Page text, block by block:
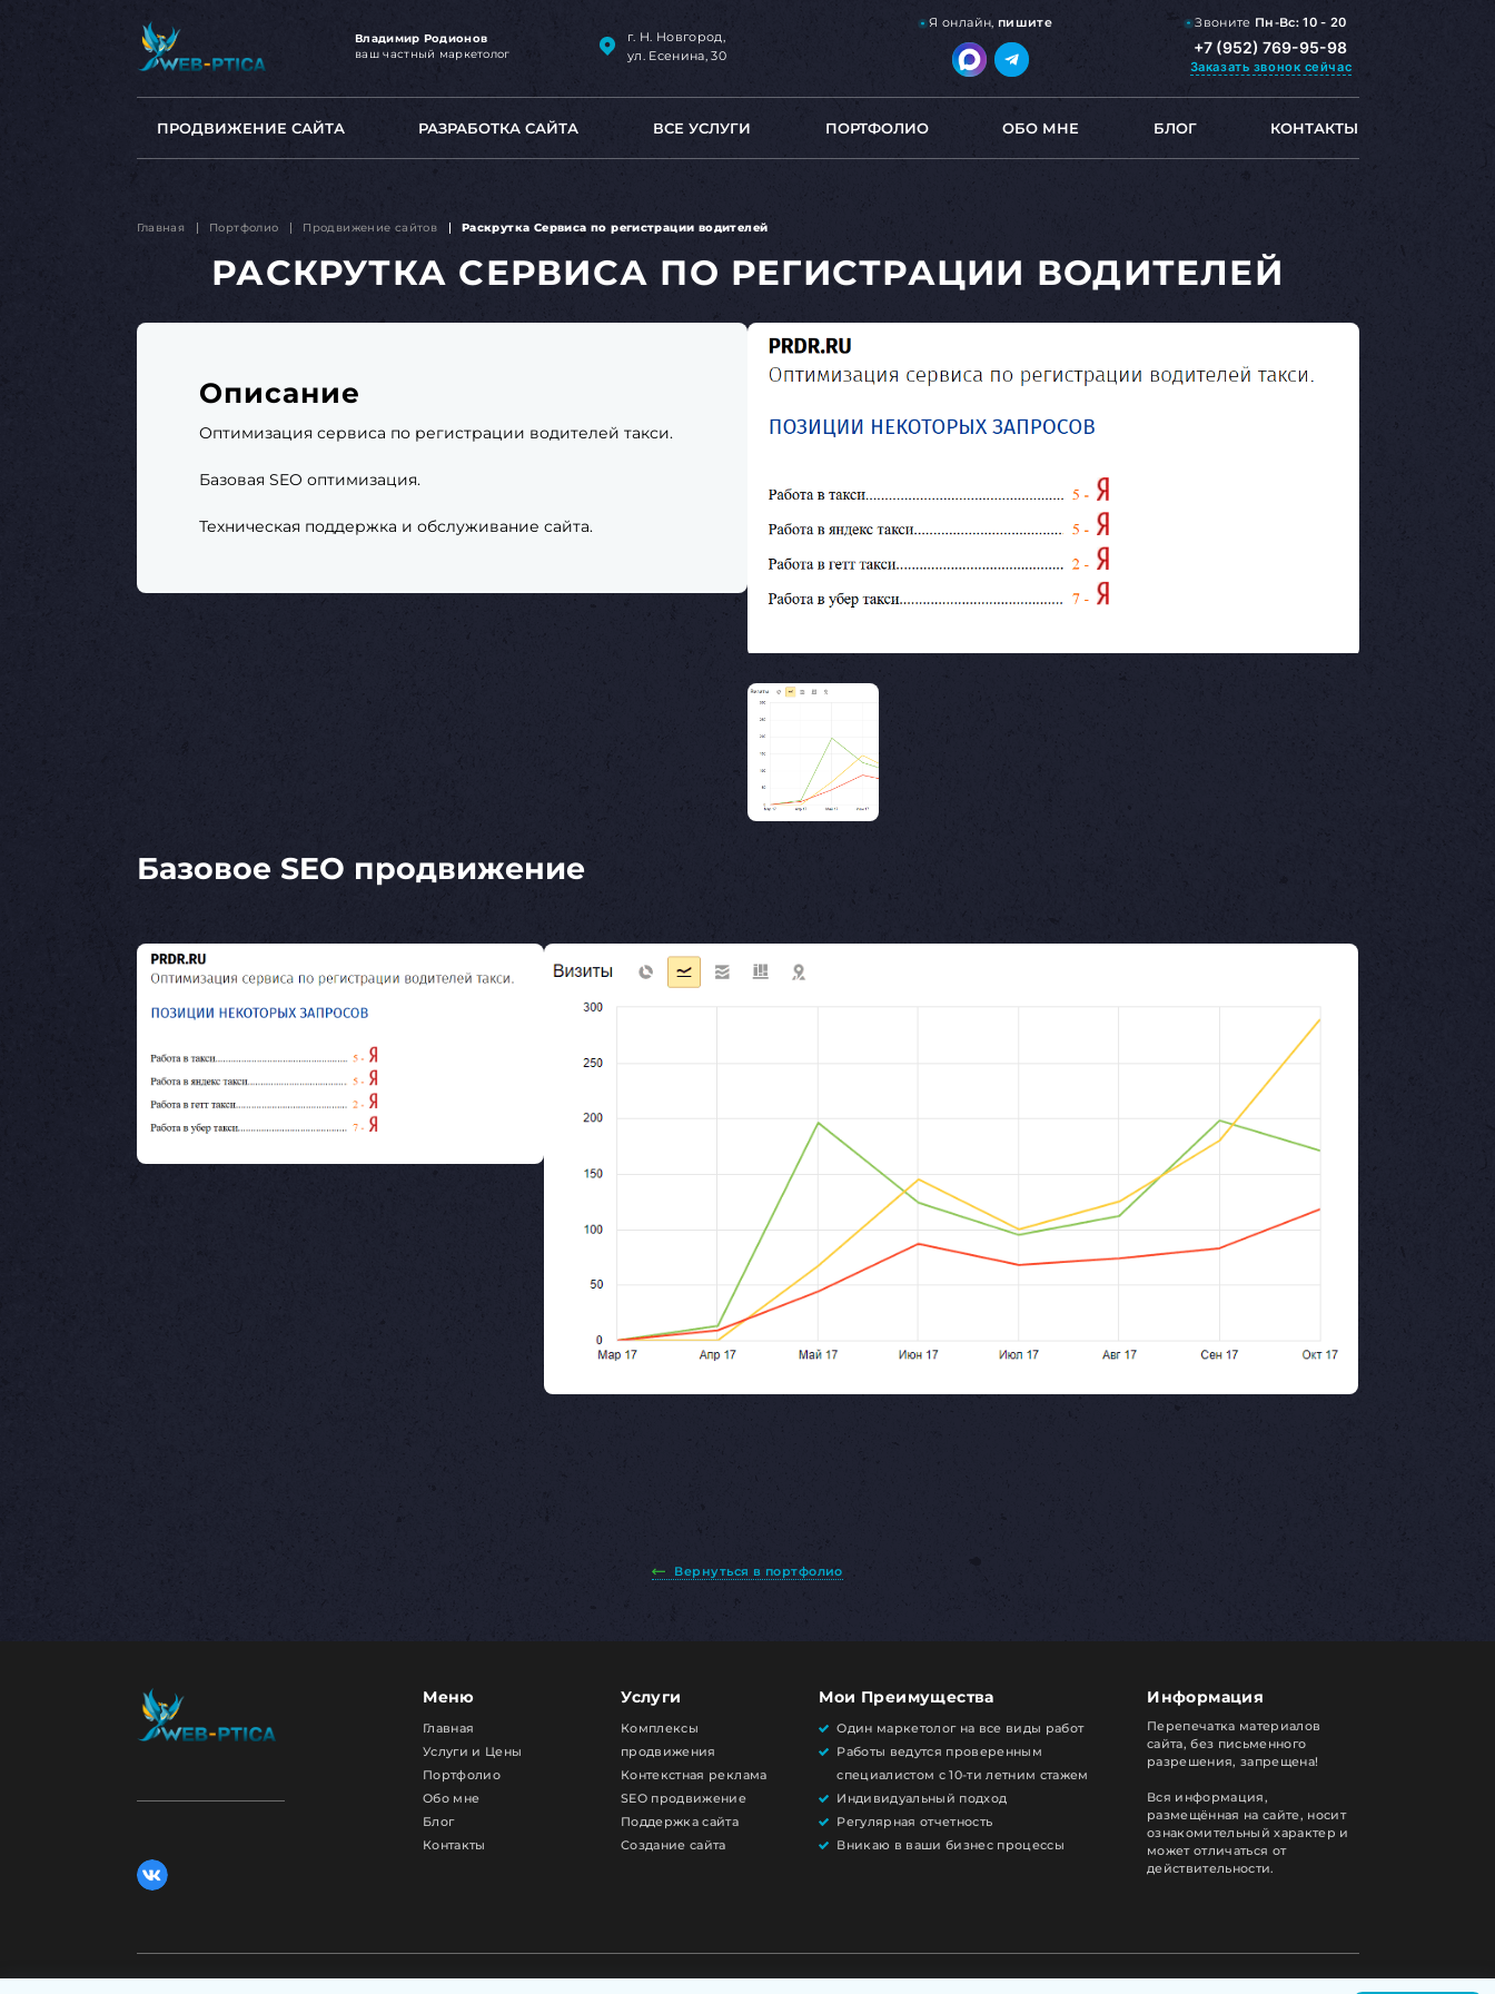
Владимир Родионов
ваш частный маркетолог
г. Н. Новгород,
ул. Есенина, 30
Я онлайн, пишите Звоните Пн-Вс:10 - 20
+7 (952) 769-95-98
Заказать звонок сейчас
ПРОДВИЖЕНИЕ САЙТА РАЗРАБОТКА САЙТА ВСЕ УСЛУГИ ПОРТФОЛИО ОБО МНЕ БЛОГ КОНТАКТЫ
Главная Портфолио Продвижение сайтов Раскрутка Сервиса по регистрации водителей
РАСКРУТКА СЕРВИСА ПО РЕГИСТРАЦИИ ВОДИТЕЛЕЙ
Описание
Оптимизация сервиса по регистрации водителей такси.
Базовая SEO оптимизация.
Техническая поддержка и обслуживание сайта.
Базовое SEO продвижение
Вернуться в портфолио
Меню
Главная
Услуги и Цены
Портфолио
Обо мне
Блог
Контакты
Услуги
Комплексы
продвижения
Контекстная реклама
SEO продвижение
Поддержка сайта
Создание сайта
Мои Преимущества
Один маркетолог на все виды работ
Работы ведутся проверенным
специалистом с 10-ти летним стажем
Индивидуальный подход
Регулярная отчетность
Вникаю в ваши бизнес процессы
Информация
Перепечатка материалов
сайта, без письменного
разрешения, запрещена!
Вся информация,
размещённая на сайте, носит
ознакомительный характер и
может отличаться от
действительности.
Все права защищены
Сделано с любовью в